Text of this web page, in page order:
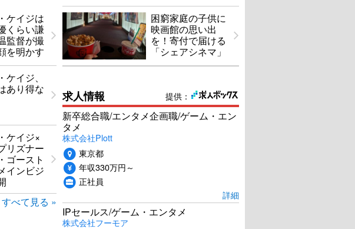
ケイジは
くらい謙
監督が撮
を明かす
イジ、
あり得な
ケイジ×
リズナー
ゴースト
インビジ
すべて見る »
困窮家庭の子供に
映画館の思い出
を！寄付で届ける
「シェアシネマ」
提供：
求人情報
新卒総合職/エンタメ企画職/ゲーム・エン
タメ
株式会社Plott
東京都
年収330万円～
正社員
詳細
IPセールス/ゲーム・エンタメ
株式会社フーモア